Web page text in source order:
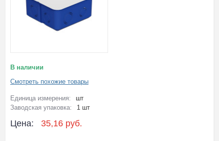
В наличии
Смотреть похожие товары
Единица измерения:
шт
Заводская упаковка:
1 шт
Цена: 35,16 руб.